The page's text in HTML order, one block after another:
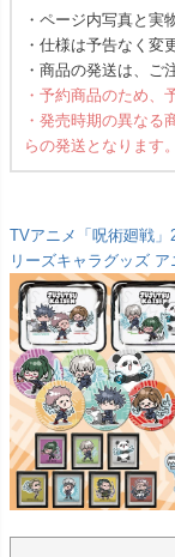
・ページ内写真と実
・仕様は予告なく変
・商品の発送は、ご
・予約商品のため、
・発売時期の異なる
らの発送となります。
TVアニメ「呪術廻戦
リーズキャラグッズ